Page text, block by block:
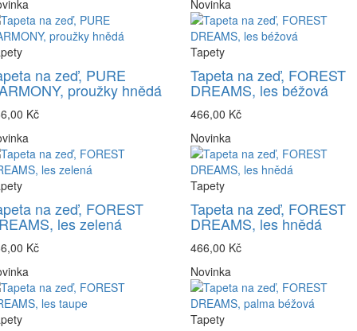
na zeď, PURE
proužky hnědá
Kč
Novinka
Tapety
Tapeta na zeď, FOREST
DREAMS, les béžová
466,00 Kč
na zeď, FOREST
les zelená
Kč
Novinka
Tapety
Tapeta na zeď, FOREST
DREAMS, les hnědá
466,00 Kč
Novinka
Tapety